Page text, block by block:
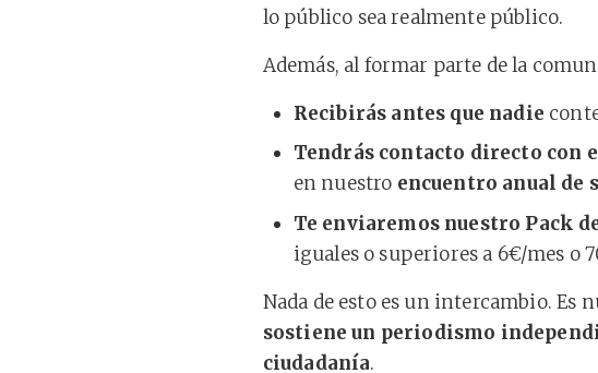
lo público sea realmente público.
Además, al formar parte de la
Recibirás antes que nadie
Tendrás contacto directo con
en nuestro encuentro anual de
Te enviaremos nuestro Pack
iguales o superiores a 6€/mes o
Nada de esto es un intercambio. Es
sostiene un periodismo
ciudadanía.